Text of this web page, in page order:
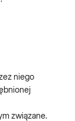
niego
związane.